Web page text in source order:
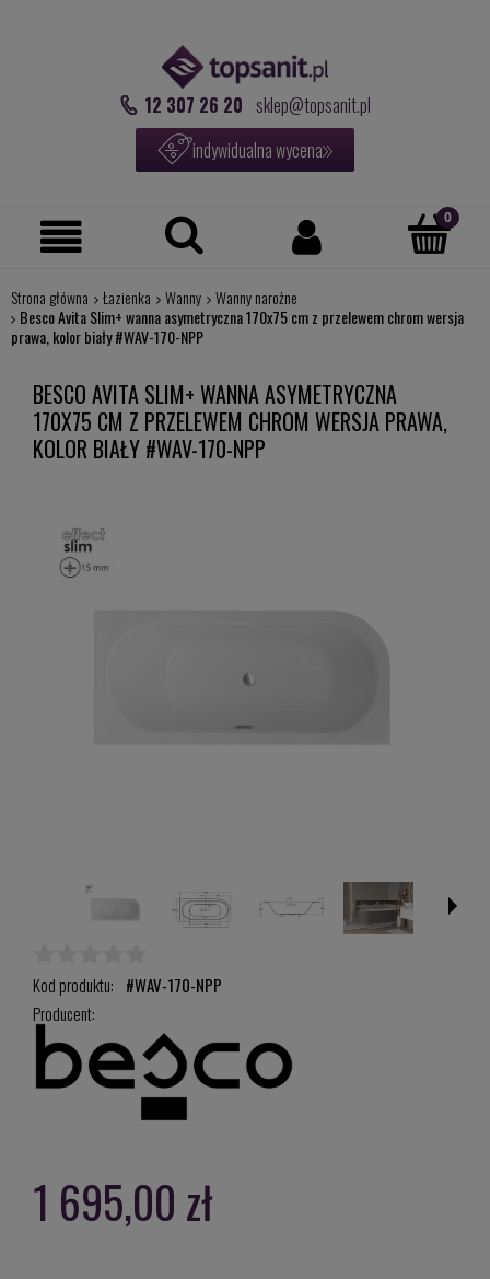
12 307 26 20 sklep@topsanit.pl
indywidualna wycena
Strona główna Łazienka Wanny
Wanny narożne
Besco Avita Slim+ wanna asymetryczna 170x75 cm z przelewem chrom wersja
prawa, kolor biały #WAV-170-NPP
BESCO AVITA SLIM+ WANNA ASYMETRYCZNA
170X75 CM Z PRZELEWEM CHROM WERSJA PRAWA,
KOLOR BIAŁY #WAV-170-NPP
Kod produktu: #WAV-170-NPP
Producent:
1 695,00 zł